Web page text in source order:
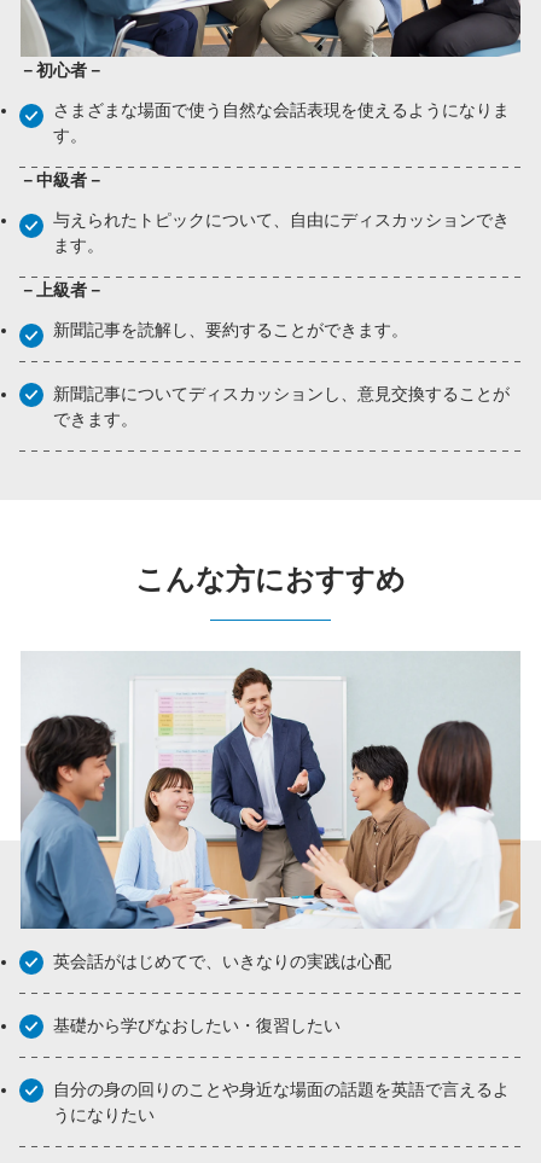
－初心者－
さまざまな場面で使う自然な会話表現を使えるようになりま
す。
－中級者－
与えられたトピックについて、自由にディスカッションでき
ます。
－上級者－
新聞記事を読解し、要約することができます。
新聞記事についてディスカッションし、意見交換することが
できます。
こんな方におすすめ
英会話がはじめてで、いきなりの実践は心配
基礎から学びなおしたい・復習したい
自分の身の回りのことや身近な場面の話題を英語で言えるよ
うになりたい